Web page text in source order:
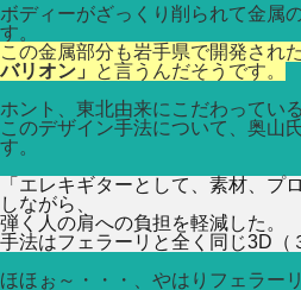
ボディーがざっくり削られて金属
す。
この金属部分も岩手県で開発され
バリオン」
と言うんだそうです。
ホント、東北由来にこだわってい
このデザイン手法について、奥山
す。
「エレキギターとして、素材、プ
しながら、
弾く人の肩への負担を軽減した。
手法はフェラーリと全く同じ3D（
ほほぉ～・・・、やはりフェラー